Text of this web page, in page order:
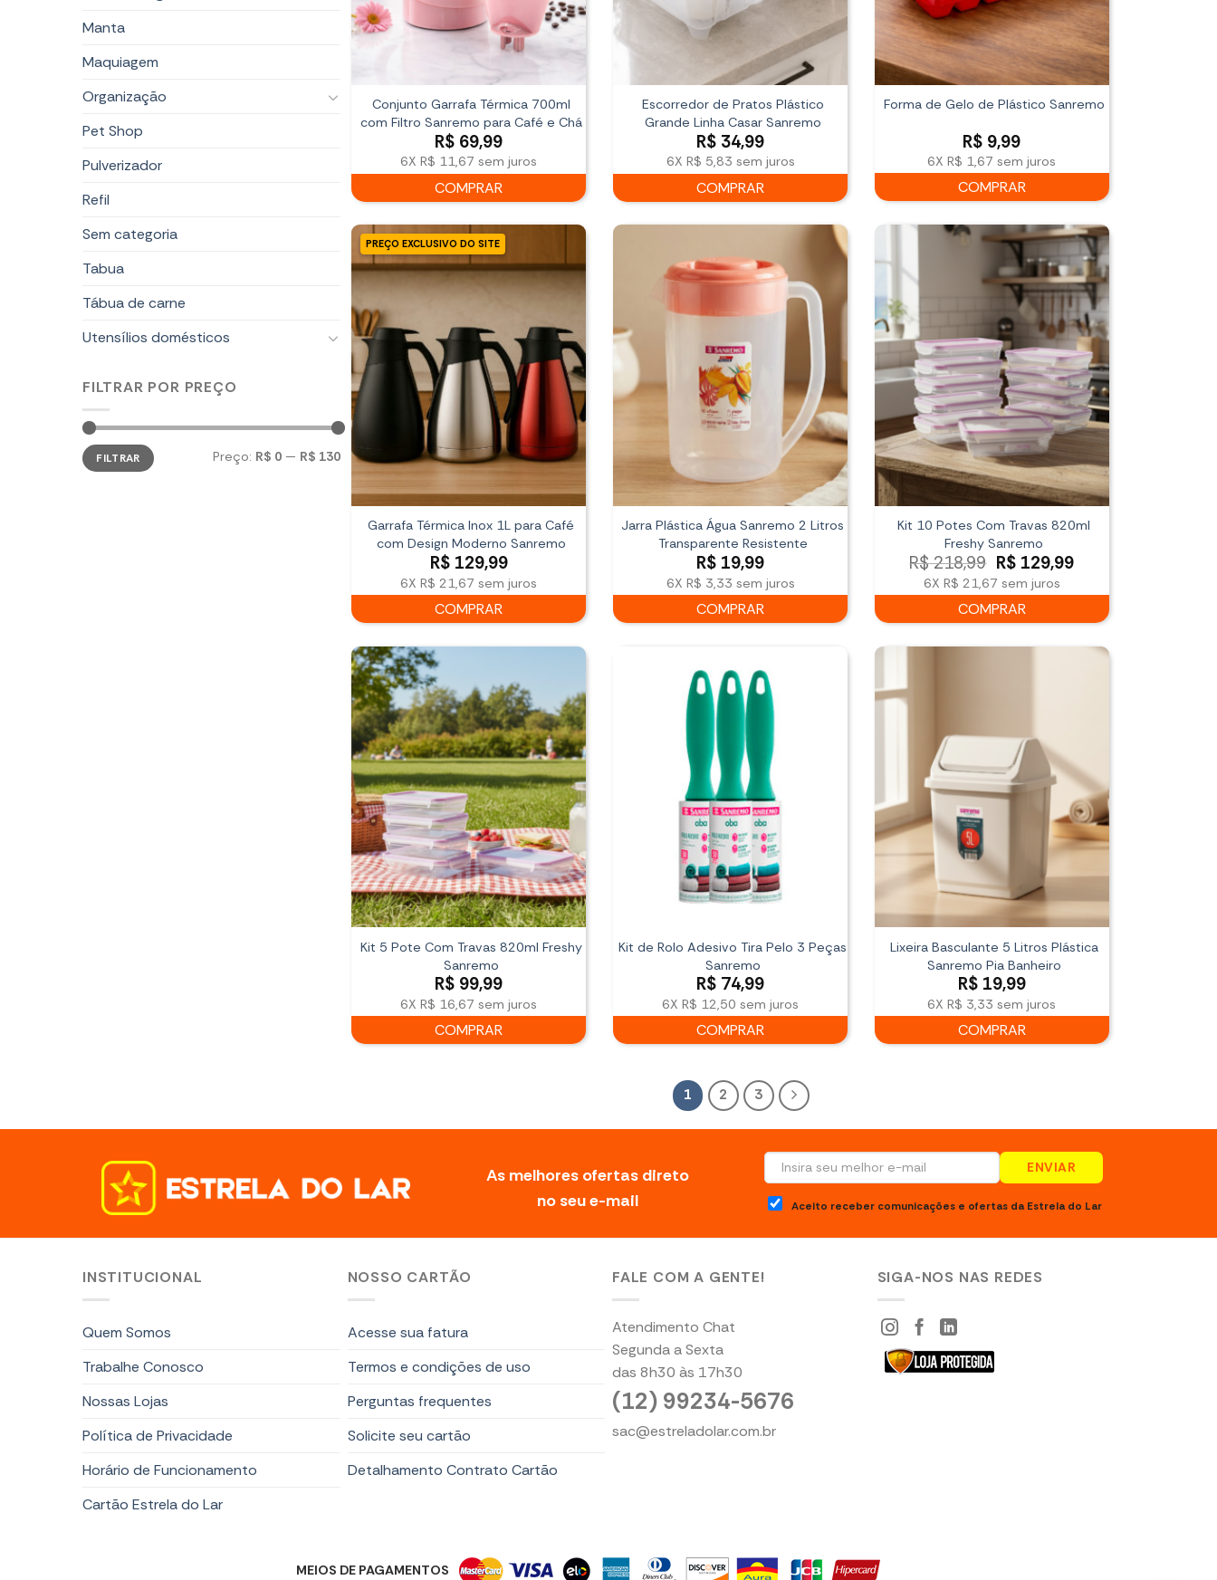
Manta
Maquiagem
Organização
Pet Shop
Pulverizador
Refil
Sem categoria
Tabua
Tábua de carne
Utensílios domésticos
FILTRAR POR PREÇO
Preço
mínimo
Preço
máximo
FILTRAR Preço: R$ 0— R$ 130
Conjunto Garrafa Térmica 700ml
com Filtro Sanremo para Café e Chá
R$ 69,99
6XR$ 11,67 sem juros
COMPRAR
Escorredor de Pratos Plástico
Grande Linha Casar Sanremo
R$ 34,99
6X R$ 5,83 sem juros
COMPRAR
Forma de Gelo de Plástico Sanremo
R$ 9,99
6XR$ 1,67 sem juros
COMPRAR
Garrafa Térmica Inox 1L para Café
com Design Moderno Sanremo
R$129,99
6XR$ 21,67 sem juros
PREÇO EXCLUSIVO DO SITE
COMPRAR
Jarra Plástica Água Sanremo 2 Litros
Transparente Resistente
R$ 19,99
6X R$ 3,33 sem juros
COMPRAR
Kit 10 Potes Com Travas 820ml
Freshy Sanremo
R$218,99 O
preço
original
era:
R$ 218,99.
R$ 129,99O
atual
R$ 129,99.
6X R$ 21,67 sem juros
COMPRAR
Kit 5 Pote Com Travas 820ml Freshy
Sanremo
R$ 99,99
6XR$ 16,67 sem juros
COMPRAR
Kit de Rolo Adesivo Tira Pelo 3 Peças
Sanremo
R$ 74,99
6XR$ 12,50 sem juros
COMPRAR
Lixeira Basculante 5 Litros Plástica
Sanremo Pia Banheiro
R$19,99
6XR$ 3,33 sem juros
COMPRAR
1 2 3
As melhores ofertas direto
no seu e-mail
ENVIAR
Aceito receber comunicações e ofertas da Estrela do Lar
INSTITUCIONAL
Quem Somos
Trabalhe Conosco
Nossas Lojas
Política de Privacidade
Horário de Funcionamento
Cartão Estrela do Lar
NOSSO CARTÃO
Acesse sua fatura
Termos e condições de uso
Perguntas frequentes
Solicite seu cartão
Detalhamento Contrato Cartão
FALE COM A GENTE!
Atendimento Chat
Segunda a Sexta
das 8h30 às 17h30
(12) 99234-5676
sac@estreladolar.com.br
SIGA-NOS NAS REDES
MEIOS DE PAGAMENTOS